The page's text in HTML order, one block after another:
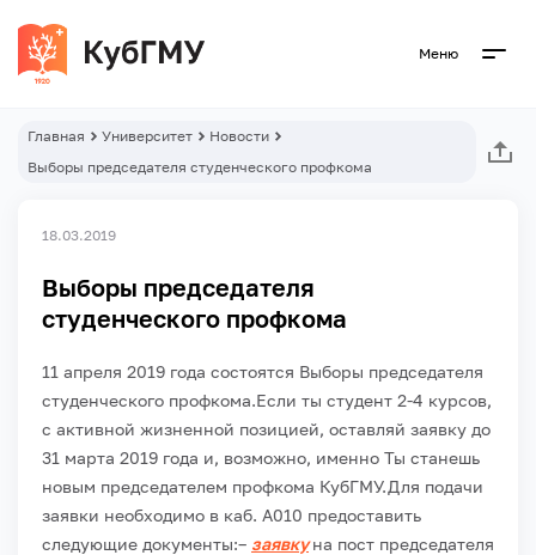
Меню
Главная Университет
Новости
Выборы председателя студенческого профкома
18.03.2019
Выборы председателя
студенческого профкома
11 апреля 2019 года состоятся Выборы председателя
студенческого профкома.Если ты студент 2-4 курсов,
с активной жизненной позицией, оставляй заявку до
31 марта 2019 года и, возможно, именно Ты станешь
новым председателем профкома КубГМУ.Для подачи
заявки необходимо в каб. А010 предоставить
следующие документы:– заявку на пост председателя